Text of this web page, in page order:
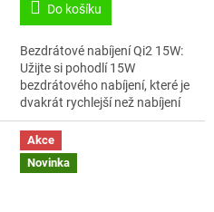
Do košíku
Bezdrátové nabíjení Qi2 15W:
Užijte si pohodlí 15W
bezdrátového nabíjení, které je
dvakrát rychlejší než nabíjení
Qi1 7,5W a s certifikací Qi2 pro
rychlé, bezpečné a efektivní...
Akce
Novinka